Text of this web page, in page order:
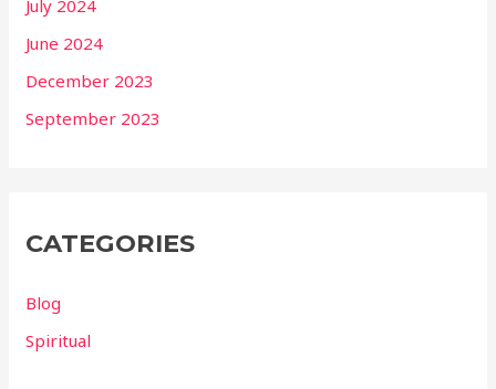
July 2024
June 2024
December 2023
September 2023
CATEGORIES
Blog
Spiritual